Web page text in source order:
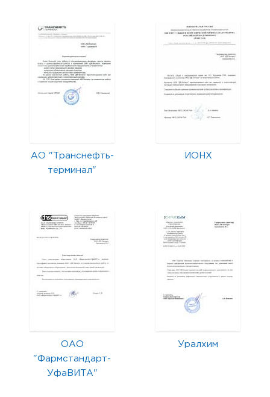
АО "Транснефть-
терминал"
ИОНХ
ОАО
"Фармстандарт-
УфаВИТА"
Уралхим